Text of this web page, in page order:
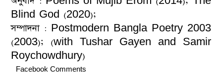
Blind God (2020);
সম্পাদনা : Postmodern Bangla Poetry 2003
(2003); (with Tushar Gayen and Samir
Roychowdhury)
Facebook Comments